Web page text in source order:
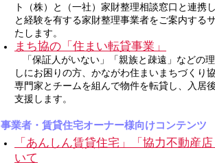
ト（株）と（一社）家財整理相談窓口と連携
と経験を有する家財整理事業者をご案内する
たします。
まち協の「住まい転貸事業」
「保証人がいない」「親族と疎遠」などの
しにお困りの方、かながわ住まいまちづくり
専門家とチームを組んで物件を転貸し、入居
支援します。
事業者・賃貸住宅オーナー様向けコンテンツ
「あんしん賃貸住宅」「協力不動産
いて